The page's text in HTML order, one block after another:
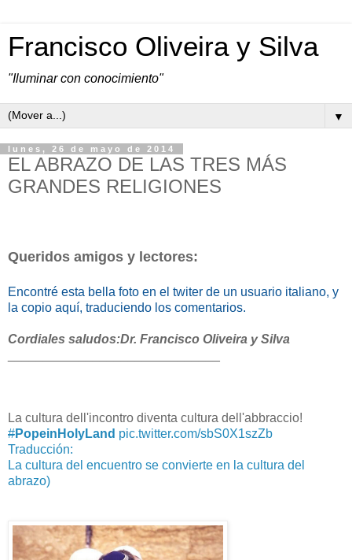
Francisco Oliveira y Silva
"Iluminar con conocimiento"
▼
lunes, 26 de mayo de 2014
EL ABRAZO DE LAS TRES MÁS
GRANDES RELIGIONES
Queridos amigos y lectores:
Encontré esta bella foto en el twiter de un usuario italiano, y
la copio aquí, traduciendo los comentarios.
Cordiales saludos:Dr. Francisco Oliveira y Silva
La cultura dell'incontro diventa cultura dell'abbraccio!
#PopeinHolyLand pic.twitter.com/sbS0X1szZb
Traducción:
La cultura del encuentro se convierte en la cultura del
abrazo)